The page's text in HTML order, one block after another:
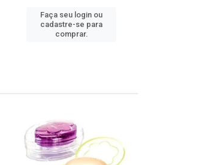
Faça seu login ou
cadastre-se para
comprar.